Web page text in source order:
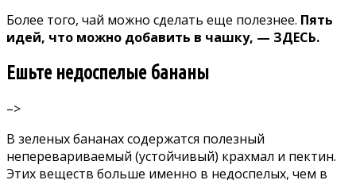
Более того, чай можно сделать еще полезнее. Пять
идей, что можно добавить в чашку, — ЗДЕСЬ.
Ешьте недоспелые бананы
–>
В зеленых бананах содержатся полезный
неперевариваемый (устойчивый) крахмал и пектин.
Этих веществ больше именно в недоспелых, чем в